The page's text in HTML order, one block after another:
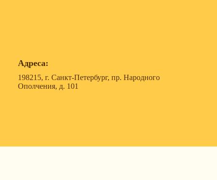
Адреса:
198215, г. Санкт-Петербург, пр. Народного
Ополчения, д. 101